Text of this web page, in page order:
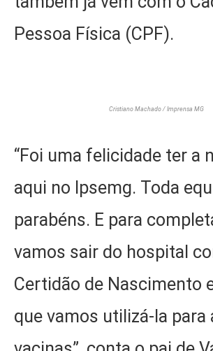
Pessoa Física (CPF).
Cristiano Machado / Imprensa MG
“Foi uma felicidade ter a
aqui no Ipsemg. Toda
parabéns. E para
vamos sair do hospital
Certidão de Nascimento
que vamos utilizá-la para